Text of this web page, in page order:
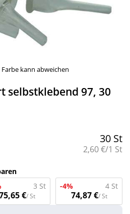
kann abweichen
selbstklebend 97, 30
30 St
Grundpreis:
2,60 €/1 St
3 St
€/ St
-4% 4 St
74,87 €/ St